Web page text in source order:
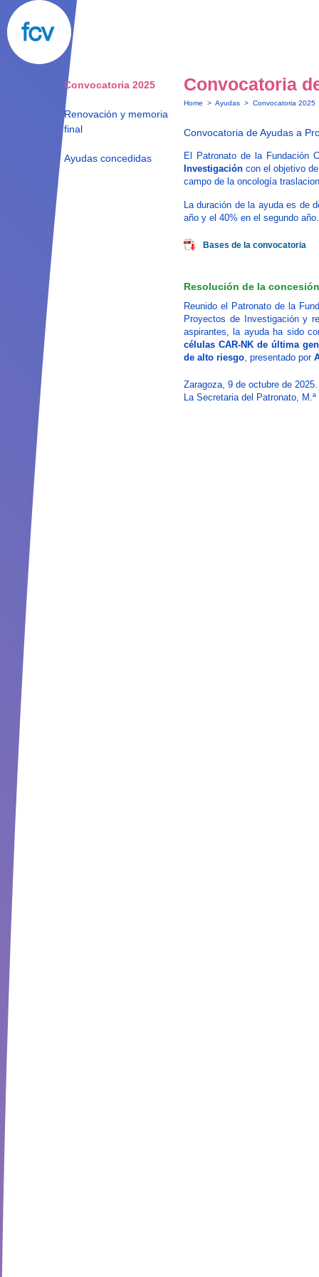
Convocatoria 2025
Renovación y memoria
final
Ayudas concedidas
Convocatoria
Home > Ayudas > Convocatoria 2025
Convocatoria de Ayudas a
El Patronato de la Fundación
Investigación con el objetivo
campo de la oncología
La duración de la ayuda es de
año y el 40% en el segundo año.
Bases de la convocatoria
Resolución de la concesión
Reunido el Patronato de la
Proyectos de Investigación y
aspirantes, la ayuda ha sido
células CAR-NK de última
de alto riesgo, presentado por
Zaragoza, 9 de octubre de 2025.
La Secretaria del Patronato,